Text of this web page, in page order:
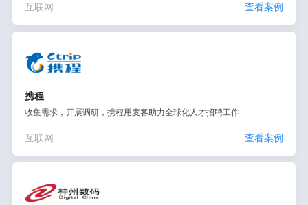
互联网 查看案例
携程
收集需求，开展调研，携程用麦客助力全球化人才招聘工作
互联网 查看案例